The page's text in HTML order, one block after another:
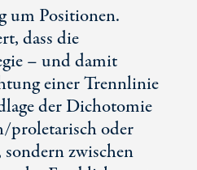
um Positionen.
dass die
– und damit
einer Trennlinie
der Dichotomie
proletarisch oder
zwischen